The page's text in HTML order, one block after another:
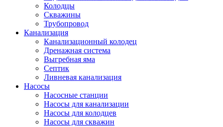
Колодцы
Скважины
Трубопровод
Канализация
Канализационный колодец
Дренажная система
Выгребная яма
Септик
Ливневая канализация
Насосы
Насосные станции
Насосы для канализации
Насосы для колодцев
Насосы для скважин